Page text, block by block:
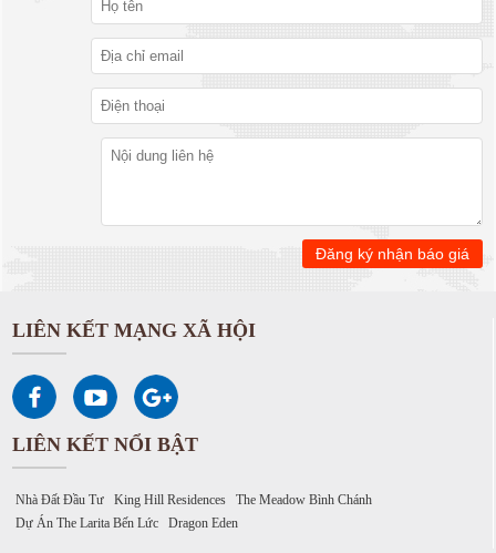
LIÊN KẾT MẠNG XÃ HỘI
LIÊN KẾT NỔI BẬT
Nhà Đất Đầu Tư King Hill Residences
The Meadow Bình Chánh
Dự Án The Larita Bến Lức
Dragon Eden